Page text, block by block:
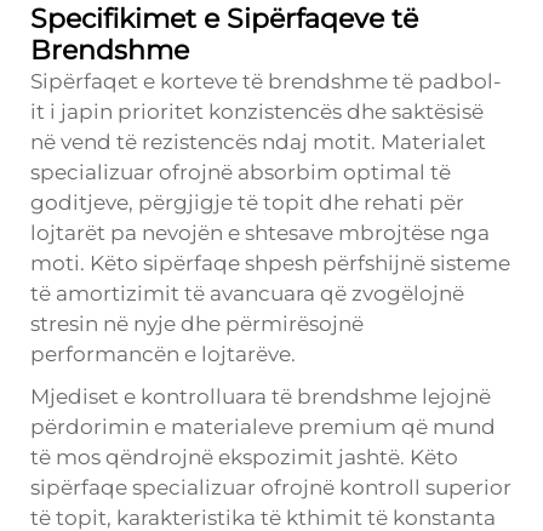
Specifikimet e Sipërfaqeve të
Brendshme
Sipërfaqet e korteve të brendshme të padbol-
it i japin prioritet konzistencës dhe saktësisë
në vend të rezistencës ndaj motit. Materialet
specializuar ofrojnë absorbim optimal të
goditjeve, përgjigje të topit dhe rehati për
lojtarët pa nevojën e shtesave mbrojtëse nga
moti. Këto sipërfaqe shpesh përfshijnë sisteme
të amortizimit të avancuara që zvogëlojnë
stresin në nyje dhe përmirësojnë
performancën e lojtarëve.
Mjediset e kontrolluara të brendshme lejojnë
përdorimin e materialeve premium që mund
të mos qëndrojnë ekspozimit jashtë. Këto
sipërfaqe specializuar ofrojnë kontroll superior
të topit, karakteristika të kthimit të konstanta